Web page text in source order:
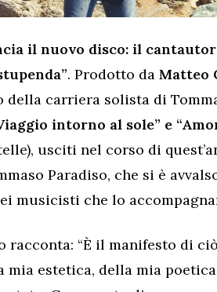
il nuovo disco: il
. Prodotto da Matteo
carriera solista di
intorno al sole” e
usciti nel corso di
Paradiso, che si è
musicisti che lo
racconta: “È il manifesto di
mia estetica, della mia